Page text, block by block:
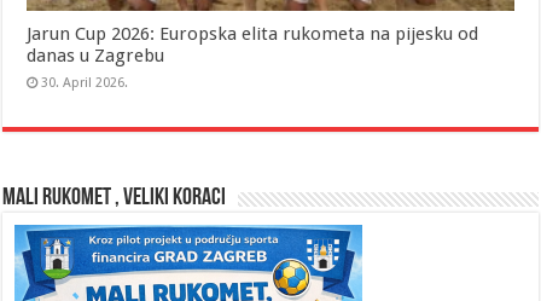
Jarun Cup 2026: Europska elita rukometa na pijesku od
danas u Zagrebu
30. April 2026.
MALI RUKOMET , VELIKI KORACI